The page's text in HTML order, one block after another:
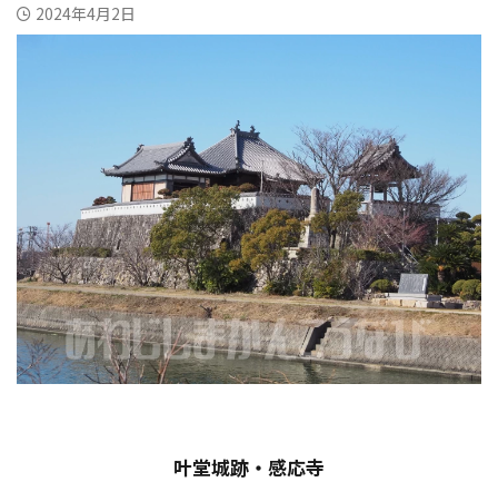
2024年4月2日
叶堂城跡・感応寺